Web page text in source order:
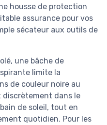
housse de protection
assurance pour vos
sécateur aux outils de
une bâche de
limite la
de couleur noire au
dans le
de soleil, tout en
quotidien. Pour les